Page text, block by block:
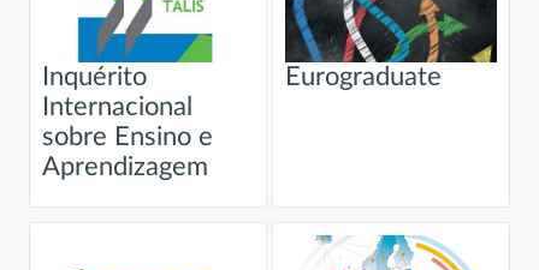
Inquérito
Internacional
sobre Ensino e
Aprendizagem
Eurograduate